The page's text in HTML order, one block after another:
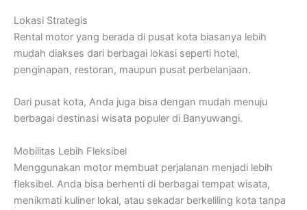
Lokasi Strategis
Rental motor yang berada di pusat kota biasanya lebih
mudah diakses dari berbagai lokasi seperti hotel,
penginapan, restoran, maupun pusat perbelanjaan.
Dari pusat kota, Anda juga bisa dengan mudah menuju
berbagai destinasi wisata populer di Banyuwangi.
Mobilitas Lebih Fleksibel
Menggunakan motor membuat perjalanan menjadi lebih
fleksibel. Anda bisa berhenti di berbagai tempat wisata,
menikmati kuliner lokal, atau sekadar berkeliling kota tanpa